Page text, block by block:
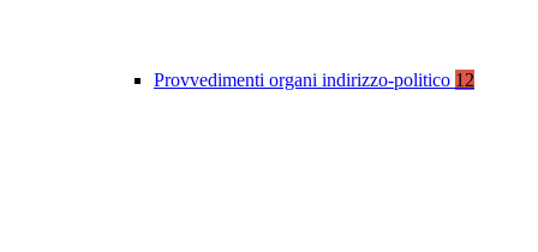
Provvedimenti organi indirizzo-politico 12